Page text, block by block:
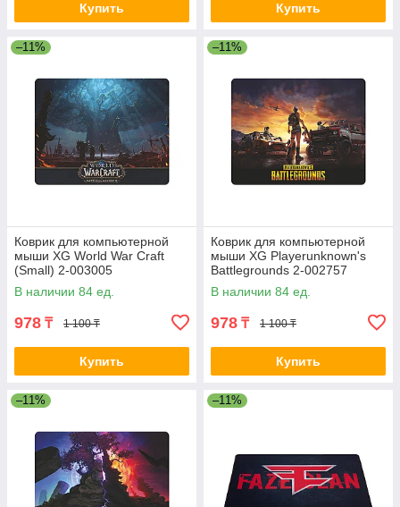
Купить Купить
–11%
Коврик для компьютерной
мыши XG World War Craft
(Small) 2-003005
В наличии 84 ед.
978 ₸ 1 100 ₸
Купить
–11%
Коврик для компьютерной
мыши XG Playerunknown's
Battlegrounds 2-002757
В наличии 84 ед.
978 ₸ 1 100 ₸
Купить
–11% –11%